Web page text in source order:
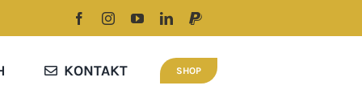
KONTAKT SHOP